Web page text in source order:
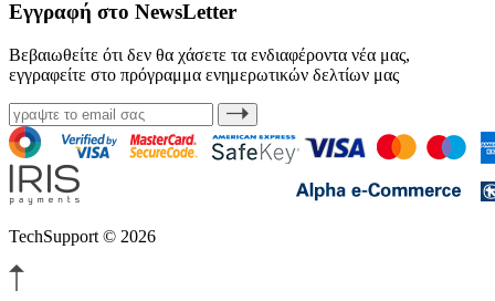
Εγγραφή στο NewsLetter
Βεβαιωθείτε ότι δεν θα χάσετε τα ενδιαφέροντα νέα μας,
εγγραφείτε στο πρόγραμμα ενημερωτικών δελτίων μας
TechSupport © 2026